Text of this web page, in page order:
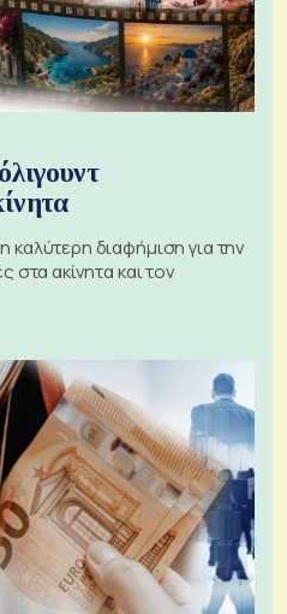
καλύτερη διαφήμιση για την
στα ακίνητα και τον